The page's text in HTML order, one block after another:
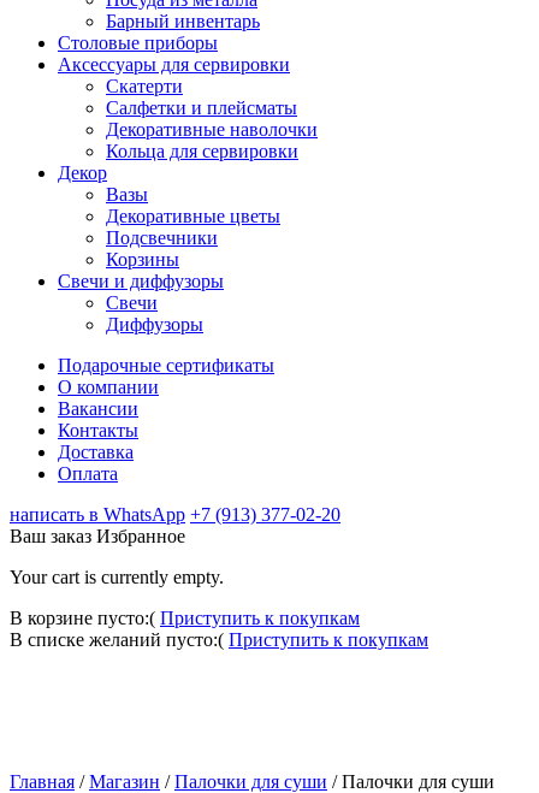
Барный инвентарь
Столовые приборы
Аксессуары для сервировки
Скатерти
Cалфетки и плейсматы
Декоративные наволочки
Кольца для сервировки
Декор
Вазы
Декоративные цветы
Подсвечники
Корзины
Свечи и диффузоры
Свечи
Диффузоры
Подарочные сертификаты
О компании
Вакансии
Контакты
Доставка
Оплата
написать в WhatsApp +7 (913) 377-02-20
Ваш заказ Избранное
Your cart is currently empty.
В корзине пусто:( Приступить к покупкам
В списке желаний пусто:( Приступить к покупкам
Главная /Магазин /Палочки для суши /Палочки для суши